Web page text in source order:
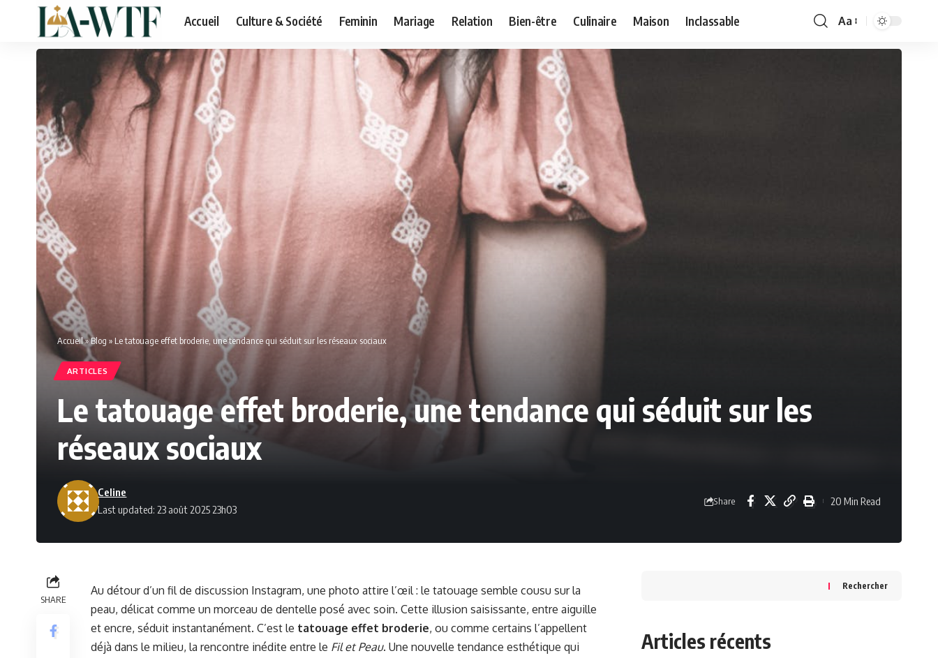
Accueil Culture & Société Feminin Mariage Relation Bien-être Culinaire Maison Inclassable
Font
Resizer
Aa
Accueil»Blog » Le tatouage effet broderie, une tendance qui séduit sur les réseaux sociaux
ARTICLES
Le tatouage effet broderie, une tendance qui séduit sur les
réseaux sociaux
Last updated: 23 août 2025 23h03
Celine
Share 20 Min Read
SHARE
Au détour d’un fil de discussion Instagram, une photo attire l’œil : le tatouage semble cousu sur la
peau, délicat comme un morceau de dentelle posé avec soin. Cette illusion saisissante, entre aiguille
et encre, séduit instantanément. C’est le tatouage effet broderie, ou comme certains l’appellent
déjà dans le milieu, la rencontre inédite entre le Fil et Peau. Une nouvelle tendance esthétique qui
Rechercher
Articles récents